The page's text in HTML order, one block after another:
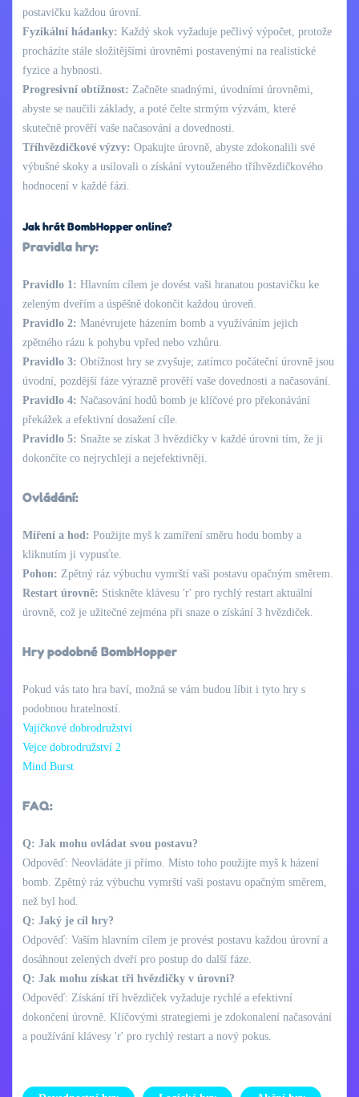
postavičku každou úrovní.
Fyzikální hádanky: Každý skok vyžaduje pečlivý výpočet, protože
procházíte stále složitějšími úrovněmi postavenými na realistické
fyzice a hybnosti.
Progresivní obtížnost: Začněte snadnými, úvodními úrovněmi,
abyste se naučili základy, a poté čelte strmým výzvám, které
skutečně prověří vaše načasování a dovednosti.
Tříhvězdičkové výzvy: Opakujte úrovně, abyste zdokonalili své
výbušné skoky a usilovali o získání vytouženého tříhvězdičkového
hodnocení v každé fázi.
Jak hrát BombHopper online?
Pravidla hry:
Pravidlo 1: Hlavním cílem je dovést vaši hranatou postavičku ke
zeleným dveřím a úspěšně dokončit každou úroveň.
Pravidlo 2: Manévrujete házením bomb a využíváním jejich
zpětného rázu k pohybu vpřed nebo vzhůru.
Pravidlo 3: Obtížnost hry se zvyšuje; zatímco počáteční úrovně jsou
úvodní, pozdější fáze výrazně prověří vaše dovednosti a načasování.
Pravidlo 4: Načasování hodů bomb je klíčové pro překonávání
překážek a efektivní dosažení cíle.
Pravidlo 5: Snažte se získat 3 hvězdičky v každé úrovni tím, že ji
dokončíte co nejrychleji a nejefektivněji.
Ovládání:
Míření a hod: Použijte myš k zamíření směru hodu bomby a
kliknutím ji vypusťte.
Pohon: Zpětný ráz výbuchu vymrští vaši postavu opačným směrem.
Restart úrovně: Stiskněte klávesu 'r' pro rychlý restart aktuální
úrovně, což je užitečné zejména při snaze o získání 3 hvězdiček.
Hry podobné BombHopper
Pokud vás tato hra baví, možná se vám budou líbit i tyto hry s
podobnou hratelností.
Vajíčkové dobrodružství
Vejce dobrodružství 2
Mind Burst
FAQ:
Q: Jak mohu ovládat svou postavu?
Odpověď: Neovládáte ji přímo. Místo toho použijte myš k házení
bomb. Zpětný ráz výbuchu vymrští vaši postavu opačným směrem,
než byl hod.
Q: Jaký je cíl hry?
Odpověď: Vaším hlavním cílem je provést postavu každou úrovní a
dosáhnout zelených dveří pro postup do další fáze.
Q: Jak mohu získat tři hvězdičky v úrovni?
Odpověď: Získání tří hvězdiček vyžaduje rychlé a efektivní
dokončení úrovně. Klíčovými strategiemi je zdokonalení načasování
a používání klávesy 'r' pro rychlý restart a nový pokus.